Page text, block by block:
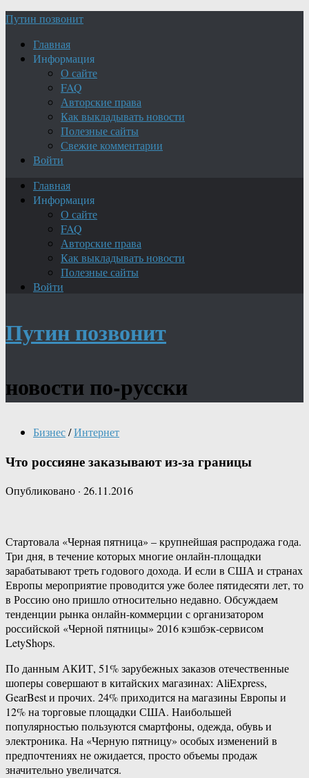
Путин позвонит
Главная
Информация
О сайте
FAQ
Авторские права
Как выкладывать новости
Полезные сайты
Свежие комментарии
Войти
Главная
Информация
О сайте
FAQ
Авторские права
Как выкладывать новости
Полезные сайты
Войти
Путин позвонит
новости по-русски
Бизнес/Интернет
Что россияне заказывают из-за границы
Опубликовано · 26.11.2016
Стартовала «Черная пятница» – крупнейшая распродажа года.
Три дня, в течение которых многие онлайн-площадки
зарабатывают треть годового дохода. И если в США и странах
Европы мероприятие проводится уже более пятидесяти лет, то
в Россию оно пришло относительно недавно. Обсуждаем
тенденции рынка онлайн-коммерции с организатором
российской «Черной пятницы» 2016 кэшбэк-сервисом
LetyShops.
По данным АКИТ, 51% зарубежных заказов отечественные
шоперы совершают в китайских магазинах: AliExpress,
GearBest и прочих. 24% приходится на магазины Европы и
12% на торговые площадки США. Наибольшей
популярностью пользуются смартфоны, одежда, обувь и
электроника. На «Черную пятницу» особых изменений в
предпочтениях не ожидается, просто объемы продаж
значительно увеличатся.